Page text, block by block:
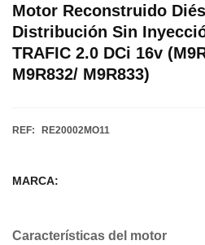
Motor Reconstruido
Distribución Sin
TRAFIC 2.0 DCi 16v
M9R832/ M9R833)
REF: RE20002MO11
MARCA:
Características del motor